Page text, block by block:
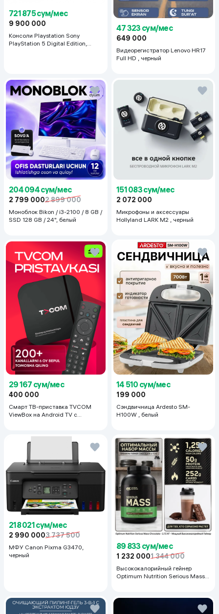
721 875 сум/мес
9 900 000
Консоли Playstation Sony
PlayStation 5 Digital Edition,
47 323 сум/мес
649 000
Видеорегистратор Lenovo HR17
Full HD , черный
204 094 сум/мес
2 799 0002 899 000
Моноблок Bikon / i3-2100 / 8 GB /
SSD 128 GB / 24", белый
151 083 сум/мес
2 072 000
Микрофоны и аксессуары
Hollyland LARK M2 , черный
29 167 сум/мес
400 000
Смарт ТВ-приставка TVCOM
ViewBox на Android TV с
14 510 сум/мес
199 000
Сэндвичница Ardesto SM-
H100W , белый
218 021 сум/мес
2 990 0003 737 500
МФУ Canon Pixma G3470,
черный
89 833 сум/мес
1 232 0001 344 000
Высококалорийный гейнер
Optimum Nutrition Serious Mass,